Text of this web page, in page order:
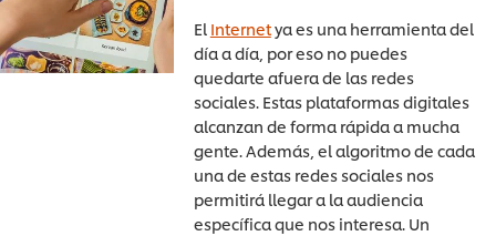
El Internetya es una herramienta del
día a día, por eso no puedes
quedarte afuera de las redes
sociales. Estas plataformas digitales
alcanzan de forma rápida a mucha
gente. Además, el algoritmo de cada
una de estas redes sociales nos
permitirá llegar a la audiencia
específica que nos interesa. Un